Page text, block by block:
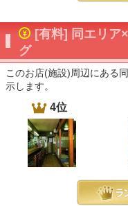
[有料] 同エリア
グ
このお店(施設)周辺にある
示します。
4位